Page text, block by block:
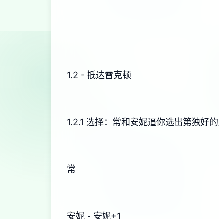
1.2 - 抵达雷克顿
1.2.1 选择：常和安妮逼你选出第独好
常
安妮 - 安妮+1